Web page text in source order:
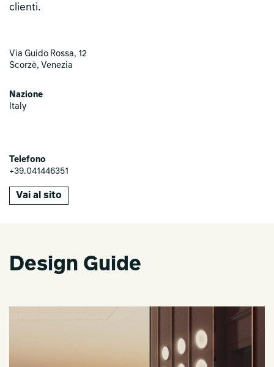
clienti.
Via Guido Rossa, 12
Scorzè, Venezia
Nazione
Italy
Telefono
+39.041446351
Vai al sito
Design Guide